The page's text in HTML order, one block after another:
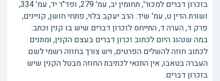
בזכרון דברים למכור', תחומין יב, עמ' 279, ופד"ר יד, עמ' 334,
ושורת הדין ט, עמ' שיד. הרב יעקב בלוי, פתחי חושן, קניינים,
פרק ד, הערה ד, התייחס לזכרון דברים שיש בו קנין וכתב:
במה שנהוג היום לכתוב זכרון דברים בעצם הקנין, ומתנים
לכתוב חוזה להשלים הפרטים, ויש צורך בחוזה רשמי לשם
העברה בטאבו, אין התנאי לכתיבת החוזה מבטל הקנין שיש
בזכרון דברים.